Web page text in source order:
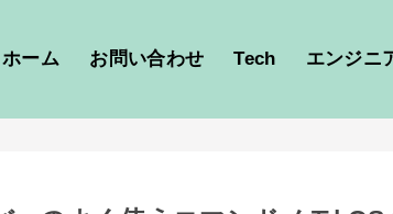
ホーム お問い合わせ Tech エンジニ